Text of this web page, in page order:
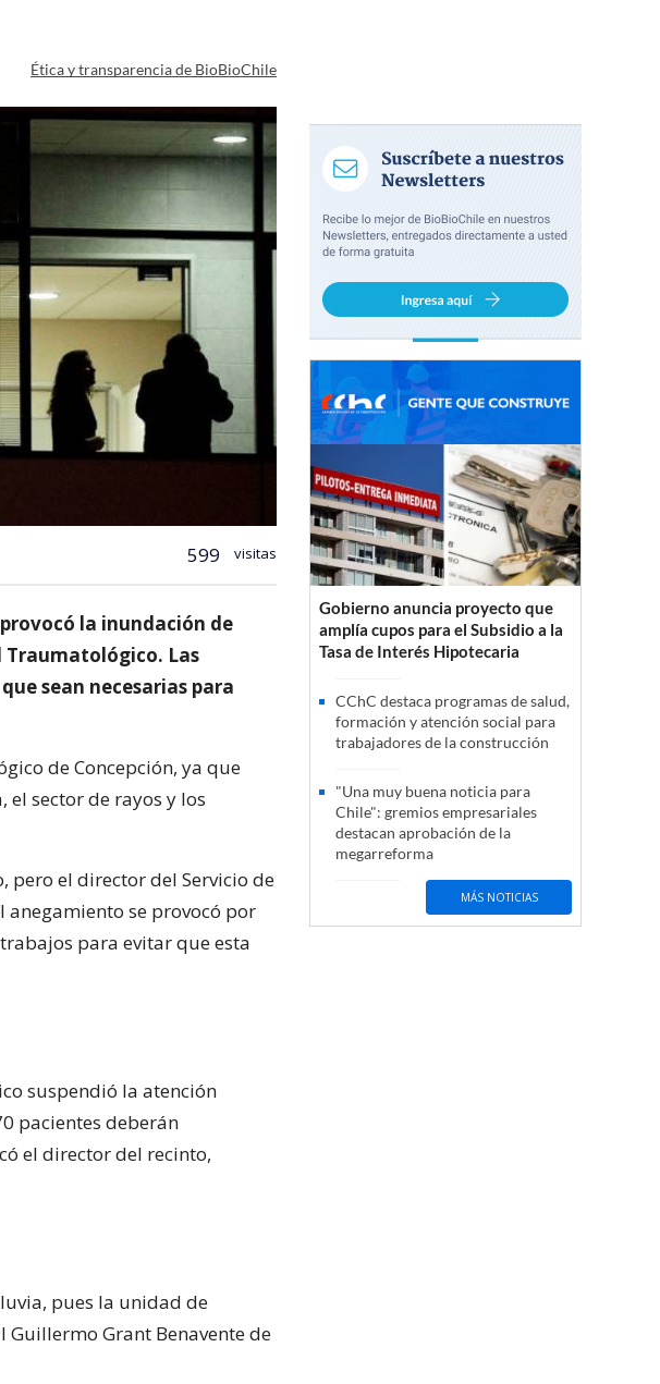
Ética y transparencia de BioBioChile
599 visitas
la inundación de
Traumatológico. Las
sean necesarias para
de Concepción, ya que
sector de rayos y los
pero el director del Servicio de
anegamiento se provocó por
para evitar que esta
suspendió la atención
pacientes deberán
el director del recinto,
pues la unidad de
Grant Benavente de
Gobierno anuncia proyecto que
amplía cupos para el Subsidio a la
Tasa de Interés Hipotecaria
CChC destaca programas de salud,
formación y atención social para
trabajadores de la construcción
"Una muy buena noticia para
Chile": gremios empresariales
destacan aprobación de la
megarreforma
MÁS NOTICIAS